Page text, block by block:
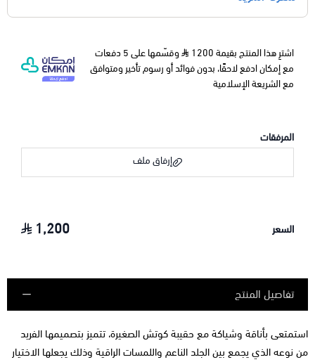
اشترِ هذا المنتج بقيمة 1200
وقسّمها على 5 دفعات
مع إمكان ادفع لاحقًا، بدون فوائد أو رسوم تأخير ومتوافق
مع الشريعة الإسلامية
المرفقات
إرفاق ملف
السعر 1,200
تفاصيل المنتج
استمتعى بأناقة وشياكة مع حقيبة كوتش الصغيرة، تتميز بتصميمها الفريد
من نوعه الذي يجمع بين الجلد الناعم واللمسات الراقية وذلك يجعلها الاختيار